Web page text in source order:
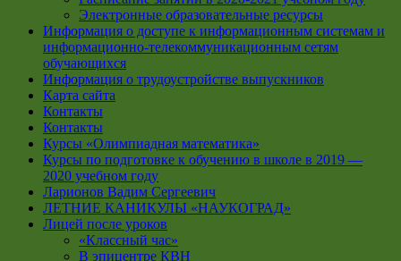
Электронные образовательные ресурсы
Информация о доступе к информационным системам и
информационно-телекоммуникационным сетям
обучающихся
Информация о трудоустройстве выпускников
Карта сайта
Контакты
Контакты
Курсы «Олимпиадная математика»
Курсы по подготовке к обучению в школе в 2019 —
2020 учебном году
Ларионов Вадим Сергеевич
ЛЕТНИЕ КАНИКУЛЫ «НАУКОГРАД»
Лицей после уроков
«Классный час»
В эпицентре КВН